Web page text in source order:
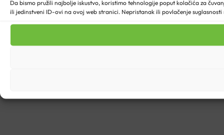
Da bismo pružili najbolje iskustvo, koristimo tehnologije poput kolačića za
ili jedinstveni ID-ovi na ovoj web stranici. Nepristanak ili povlačenje